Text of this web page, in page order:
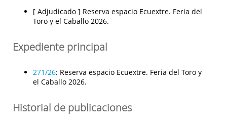
[ Adjudicado ] Reserva espacio Ecuextre. Feria del
Toro y el Caballo 2026.
Expediente principal
271/26: Reserva espacio Ecuextre. Feria del Toro y
el Caballo 2026.
Historial de publicaciones